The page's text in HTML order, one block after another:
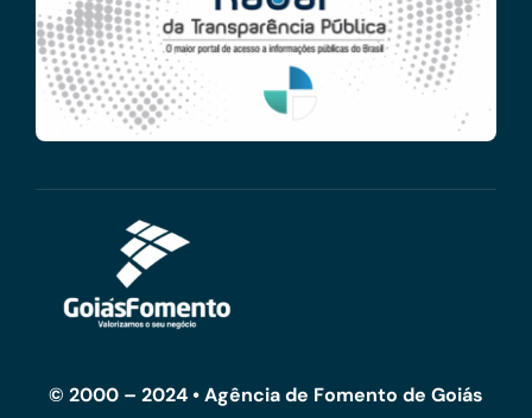
© 2000 – 2024 • Agência de Fomento de Goiás